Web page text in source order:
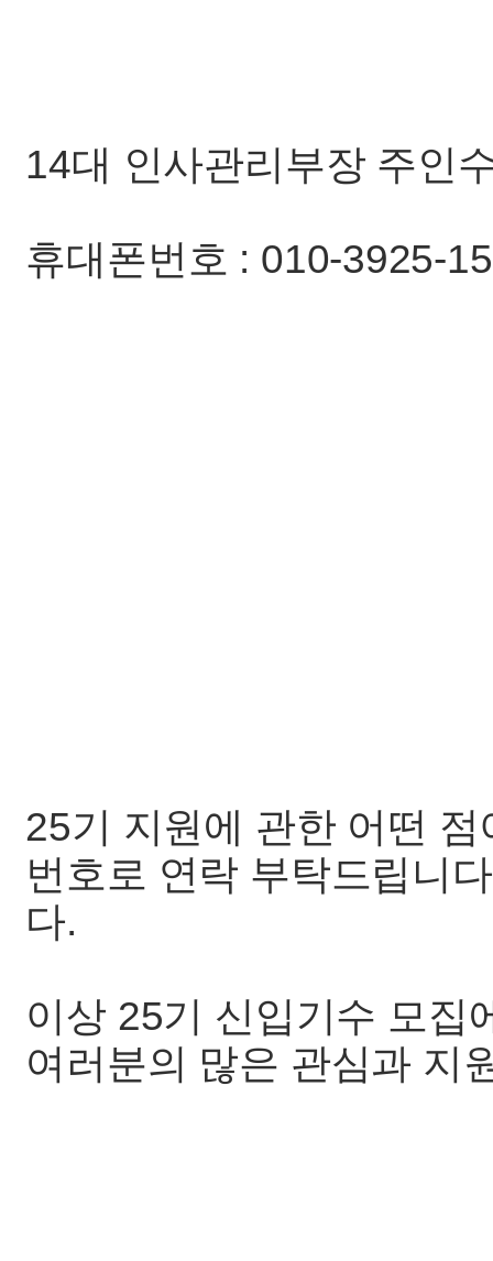
14대 인사관리부장 주인
휴대폰번호 : 010-3925-
25기 지원에 관한 어떤
번호로 연락 부탁드립니
다.
이상 25기 신입기수 모집
여러분의 많은 관심과 지